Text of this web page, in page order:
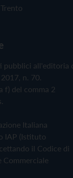
pubblici all'editoria
n. 70.
f) del comma 2
Italiana
IAP (Istituto
il Codice di
Commerciale